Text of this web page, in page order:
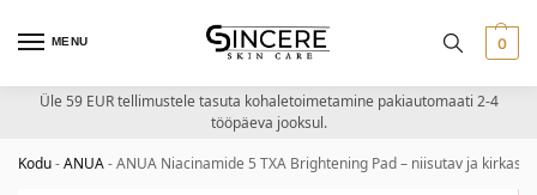
MENU 0
Üle 59 EUR tellimustele tasuta kohaletoimetamine pakiautomaati 2-4
tööpäeva jooksul.
Kodu-ANUA-ANUA Niacinamide 5 TXA Brightening Pad – niisutav ja